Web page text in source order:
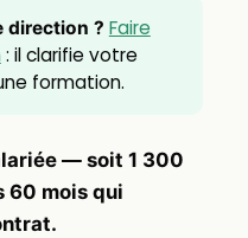
direction ? Faire
: il clarifie votre
formation.
— soit 1 300
60 mois qui